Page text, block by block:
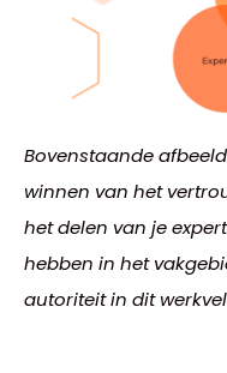
Bovenstaande
winnen van het
het delen van je
hebben in het
autoriteit in dit